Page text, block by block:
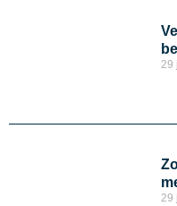
29
29